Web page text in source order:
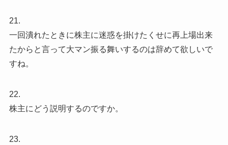
21.
一回潰れたときに株主に迷惑を掛けたくせに再上場出来
たからと言って大マン振る舞いするのは辞めて欲しいで
すね。
22.
株主にどう説明するのですか。
23.